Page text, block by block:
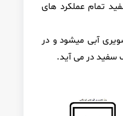
تمام عملکرد های
آبی میشود و در
سفید در می آید.